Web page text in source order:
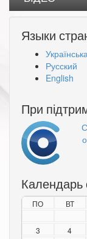
Языки
Українська
Русский
English
При
Календарь
ПО ВТ
3
4